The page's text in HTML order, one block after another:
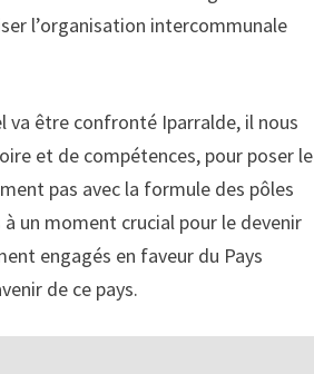
l’organisation intercommunale
va être confronté Iparralde, il nous
et de compétences, pour poser le
pas avec la formule des pôles
un moment crucial pour le devenir
engagés en faveur du Pays
de ce pays.